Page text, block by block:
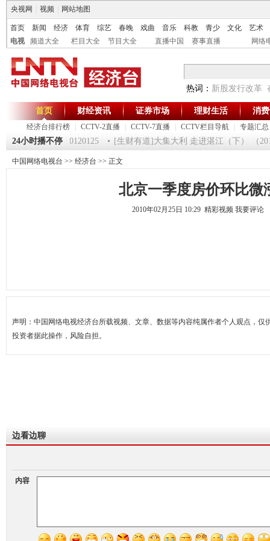
央视网 视频 网站地图
首页 新闻 经济 体育 综艺 春晚 戏曲 音乐 科教 青少 文化
艺术
电视
频道大全 栏目大全 节目大全 直播中国 赛事直播 网络
热词： 新股发行改革
首页
经济台排行榜 CCTV-2直播 CCTV-7直播 CCTV栏目导航 专题汇总
财经资讯 证券市场 理财生活 消
24小时播不停
《第一时间》 20120125 [生财有道]大集大利 走进湛江（下） （
中国网络电视台 >> 经济台 >> 正文
北京一季度房价环比微
2010年02月25日 10:29 精彩视频 我要评论
声明：中国网络电视经济台所载视频、文章、数据等内容纯属作者个人观点，仅
投资者据此操作，风险自担。
边看边聊
内容